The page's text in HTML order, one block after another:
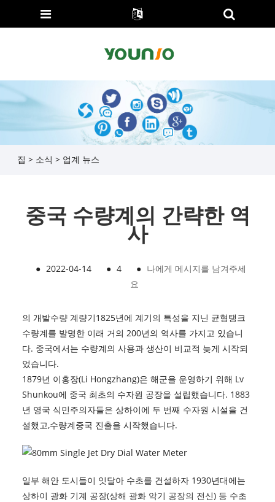
집 > 소식 > 업계 뉴스
중국 수량계의 간략한 역
사
● 2022-04-14 ● 4 ● 나에게 메시지를 남겨주세
요
의 개발수량 계량기1825년에 계기의 특성을 지닌 균형탱크
수량계를 발명한 이래 거의 200년의 역사를 가지고 있습니
다. 중국에서는 수량계의 사용과 생산이 비교적 늦게 시작되
었습니다.
1879년 이홍장(Li Hongzhang)은 해군을 운영하기 위해 Lv
Shunkou에 중국 최초의 수자원 공장을 설립했습니다. 1883
년 영국 식민주의자들은 상하이에 두 번째 수자원 시설을 건
설했고,수량계중국 진출을 시작했습니다.
일부 해안 도시들이 잇달아 수초를 건설하자 1930년대에는
상하이 광화 기계 공장(상해 광화 악기 공장의 전신) 등 수초